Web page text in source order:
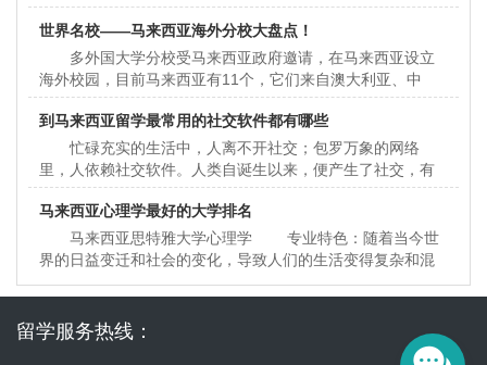
6532-2532/ 传真：（86-10）6532-5032 办理签证金
额：150元 管辖领区：北
世界名校——马来西亚海外分校大盘点！
多外国大学分校受马来西亚政府邀请，在马来西亚设立
海外校园，目前马来西亚有11个，它们来自澳大利亚、中
国、英国和爱尔兰的主办校园，授予自己的学位（本科和研
究生）、文凭和基础
到马来西亚留学最常用的社交软件都有哪些
忙碌充实的生活中，人离不开社交；包罗万象的网络
里，人依赖社交软件。人类自诞生以来，便产生了社交，有
了网络以后，一大堆社交APP便横空出世。 作为中国用
户，经历了QQ和微信的
马来西亚心理学最好的大学排名
马来西亚思特雅大学心理学 专业特色：随着当今世
界的日益变迁和社会的变化，导致人们的生活变得复杂和混
乱。之所以驱使人们去学习心理学，是为了让自己的生活方
留学服务热线：